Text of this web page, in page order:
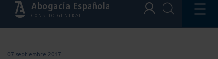
Abogacía Española
CONSEJO GENERAL
07 septiembre 2017